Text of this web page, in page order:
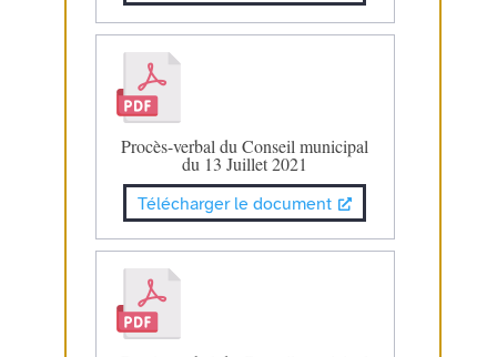
Procès-verbal du Conseil municipal
du 13 Juillet 2021
Télécharger le document